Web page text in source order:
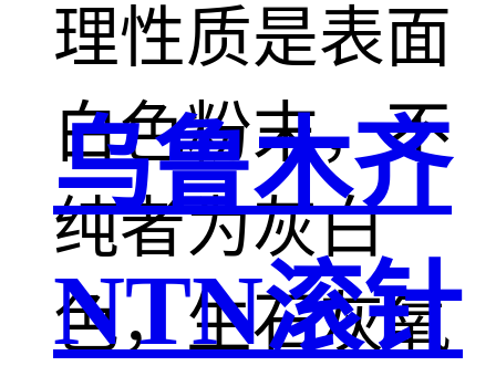
理性质是表面
白色粉末，不
纯者为灰白
色，生石灰氧
乌鲁木齐
NTN滚针